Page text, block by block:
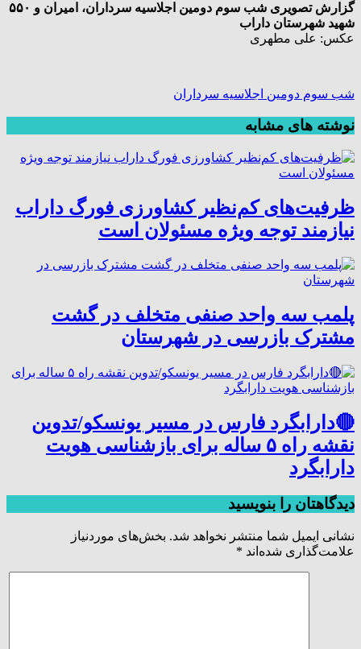
گزارش تصویری شب سوم دومین اجلاسیه سرداران، امیران و ۵۵۰
شهید شهرستان داراب
عکس: علی مطهری
شب سوم دومین اجلاسیه سرداران
نوشته های مشابه
ظرفیت‌های کم‌نظیر کشاورزی فورگ داراب
نیازمند توجه ویژه مسئولان است
پلمب سه واحد صنفی متخلف در گشت
مشترک بازرسی در شهرستان
🔴دارابگرد فارس در مسیر یونسکو/تدوین
نقشه راه ۵ ساله برای بازشناسی هویت
دارابگرد
دیدگاهتان را بنویسید
نشانی ایمیل شما منتشر نخواهد شد. بخش‌های موردنیاز
علامت‌گذاری شده‌اند *